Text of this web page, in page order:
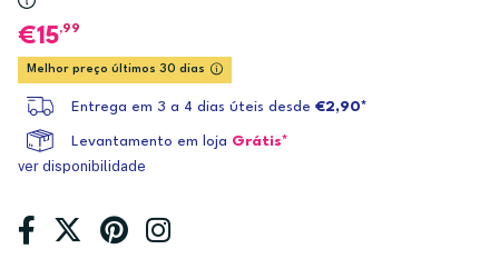
15,99
Melhor preço últimos 30 dias
Entrega em 3 a 4 dias úteis desde €2,90*
Levantamento em loja Grátis*
ver disponibilidade